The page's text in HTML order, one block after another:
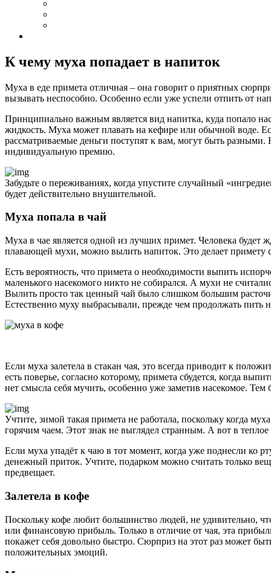
К чему муха попадает в напиток
Муха в еде примета отличная – она говорит о приятных
вызывать неспособно. Особенно если уже успели отпить от
Принципиально важным является вид напитка, куда попало
жидкость. Муха может плавать на кефире или обычной воде.
рассматриваемые деньги поступят к вам, могут быть
индивидуальную премию.
Забудьте о переживаниях, когда упустите случайный
будет действительно внушительной.
Муха попала в чай
Муха в чае является одной из лучших примет. Человека будет
плавающей мухи, можно вылить напиток. Это делает примету
Есть вероятность, что примета о необходимости выпить
маленького насекомого никто не собирался. А мухи не
Вылить просто так ценный чай было слишком большим
Естественно муху выбрасывали, прежде чем продолжать пить
Если муха залетела в стакан чая, это всегда приводит к
есть поверье, согласно которому, примета сбудется, когда
нет смысла себя мучить, особенно уже заметив насекомое.
Учтите, зимой такая примета не работала, поскольку когда
горячим чаем. Этот знак не выглядел странным. А вот в
Если муха упадёт к чаю в тот момент, когда уже поднесли ко
денежный приток. Учтите, подарком можно считать только
предвещает.
Залетела в кофе
Поскольку кофе любит большинство людей, не удивительно,
или финансовую прибыль. Только в отличие от чая, эта
покажет себя довольно быстро. Сюрприз на этот раз может
положительных эмоций.